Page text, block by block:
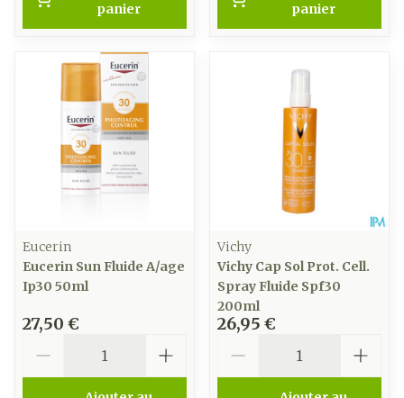
panier
panier
Eucerin
Eucerin Sun Fluide A/age
Ip30 50ml
27,50 €
Vichy
Vichy Cap Sol Prot. Cell.
Spray Fluide Spf30
200ml
26,95 €